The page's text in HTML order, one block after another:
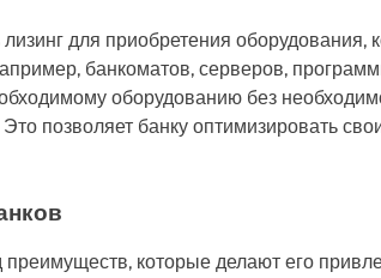
для приобретения оборудования,
банкоматов, серверов,
оборудованию без
позволяет банку оптимизировать
преимуществ, которые делают его